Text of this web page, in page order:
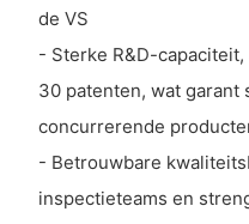
de VS
- Sterke R&D-
30 patenten, wat garant
concurrerende
- Betrouwbare
inspectieteams en